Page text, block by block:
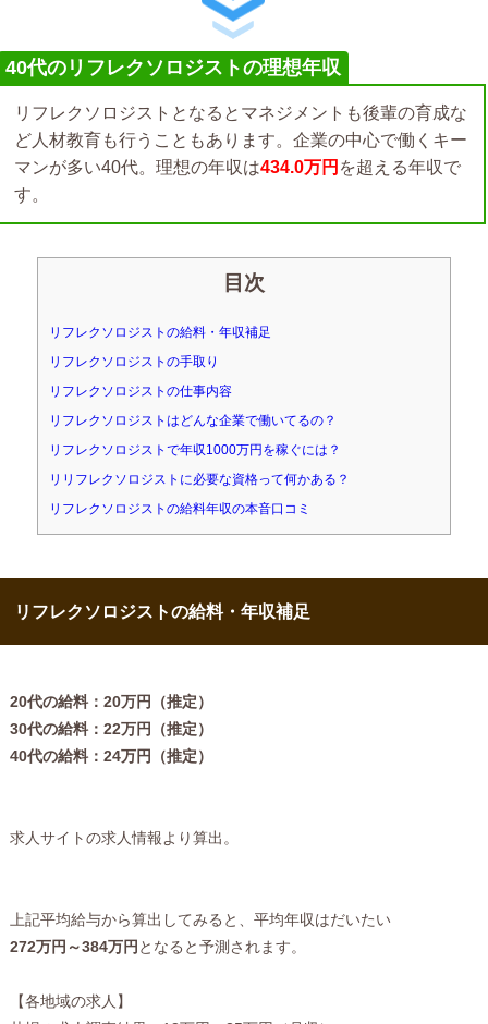
40代のリフレクソロジストの理想年収
リフレクソロジストとなるとマネジメントも後輩の育成な
ど人材教育も行うこともあります。企業の中心で働くキー
マンが多い40代。理想の年収は434.0万円 を超える年収で
す。
目次
リフレクソロジストの給料・年収補足
リフレクソロジストの手取り
リフレクソロジストの仕事内容
リフレクソロジストはどんな企業で働いてるの？
リフレクソロジストで年収1000万円を稼ぐには？
リリフレクソロジストに必要な資格って何かある？
リフレクソロジストの給料年収の本音口コミ
リフレクソロジストの給料・年収補足
20代の給料：20万円（推定）
30代の給料：22万円（推定）
40代の給料：24万円（推定）
求人サイトの求人情報より算出。
上記平均給与から算出してみると、平均年収はだいたい
272万円～384万円 となると予測されます。
【各地域の求人】